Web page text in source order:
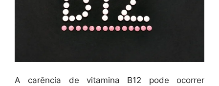
A carência de vitamina B12 pode ocorrer